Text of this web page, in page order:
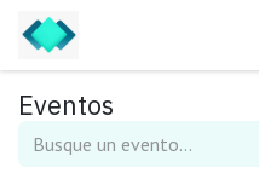
Ir al contenido
Eventos